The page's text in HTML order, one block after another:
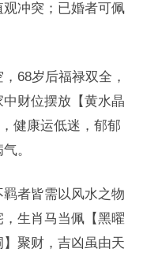
冲突；已婚者可佩
68岁后福禄双全，
财位摆放【黄水晶
健康运低迷，郁郁
。
者皆需以风水之物
生肖马当佩【黑曜
聚财，吉凶虽由天